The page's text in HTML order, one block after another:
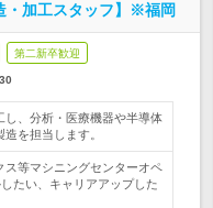
・加工スタッフ】※福岡
第二新卒歓迎
し、分析・医療機器や半導体
を担当します。
ス等マシニングセンターオペ
たい、キャリアアップした